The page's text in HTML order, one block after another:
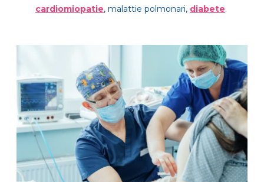
cardiomiopatie, malattie polmonari, diabete.